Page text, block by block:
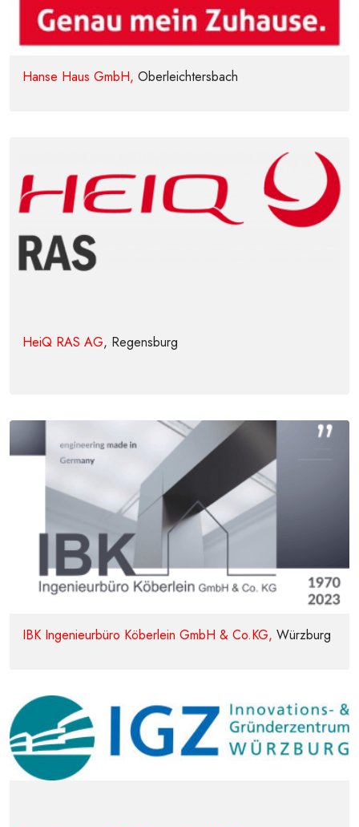
Hanse Haus GmbH, Oberleichtersbach
HeiQ RAS AG, Regensburg
IBK Ingenieurbüro Köberlein GmbH & Co.KG, Würzburg